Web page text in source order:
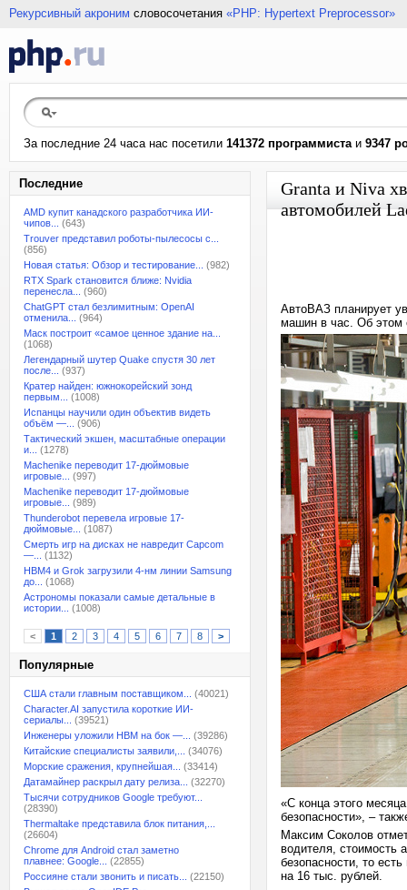
Рекурсивный акроним словосочетания «PHP: Hypertext Preprocessor»
За последние 24 часа нас посетили 141372 программистаи 9347
Последние
AMD купит канадского разработчика ИИ-
чипов...
(643)
Trouver представил роботы-пылесосы с...
(856)
Новая статья: Обзор и тестирование...
(982)
RTX Spark становится ближе: Nvidia
перенесла...
(960)
ChatGPT стал безлимитным: OpenAI
отменила...
(964)
Маск построит «самое ценное здание на...
(1068)
Легендарный шутер Quake спустя 30 лет
после...
(937)
Кратер найден: южнокорейский зонд
первым...
(1008)
Испанцы научили один объектив видеть
объём —...
(906)
Тактический экшен, масштабные операции
и...
(1278)
Machenike переводит 17-дюймовые
игровые...
(997)
Machenike переводит 17-дюймовые
игровые...
(989)
Thunderobot перевела игровые 17-
дюймовые...
(1087)
Смерть игр на дисках не навредит Capcom
—...
(1132)
HBM4 и Grok загрузили 4-нм линии Samsung
до...
(1068)
Астрономы показали самые детальные в
истории...
(1008)
< 1 2 3 4 5 6 7 8 >
Популярные
США стали главным поставщиком...
(40021)
Character.AI запустила короткие ИИ-
сериалы...
(39521)
Инженеры уложили HBM на бок —...
(39286)
Китайские специалисты заявили,...
(34076)
Морские сражения, крупнейшая...
(33414)
Датамайнер раскрыл дату релиза...
(32270)
Тысячи сотрудников Google требуют...
(28390)
Thermaltake представила блок питания,...
(26604)
Chrome для Android стал заметно
плавнее: Google...
(22855)
Россияне стали звонить и писать...
(22150)
Granta и Niva
автомобилей
АвтоВАЗ планирует
машин в час. Об этом
«С конца этого
безопасности», –
Максим Соколов
водителя, стоимость
безопасности, то
на 16 тыс. рублей.